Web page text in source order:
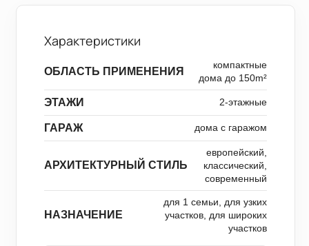
Характеристики
ОБЛАСТЬ ПРИМЕНЕНИЯ
компактные
дома до 150m²
ЭТАЖИ 2-этажные
ГАРАЖ дома с гаражом
АРХИТЕКТУРНЫЙ СТИЛЬ
европейский,
классический,
современный
НАЗНАЧЕНИЕ
для 1 семьи, для узких
участков, для широких
участков